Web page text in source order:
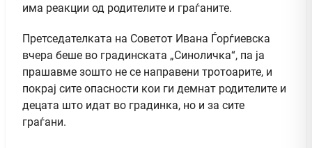
има реакции од родителите и граѓаните.
Претседателката на Советот Ивана Ѓорѓиевска
вчера беше во градинската „Синоличка“, па ја
прашавме зошто не се направени тротоарите, и
покрај сите опасности кои ги демнат родителите и
децата што идат во градинка, но и за сите
граѓани.